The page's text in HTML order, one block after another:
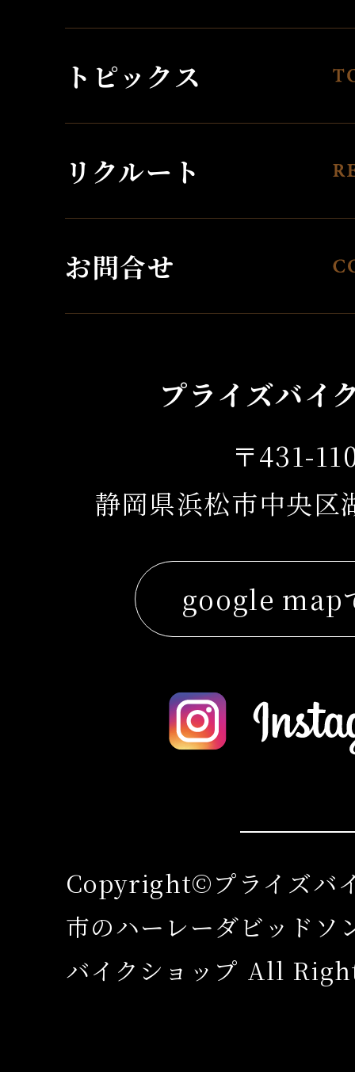
トピックス
リクルート
お問合せ
プライズバイ
〒431-
静岡県浜松市中央
google map
Copyright©プライズバ
市のハーレーダビッドソ
バイクショップ All